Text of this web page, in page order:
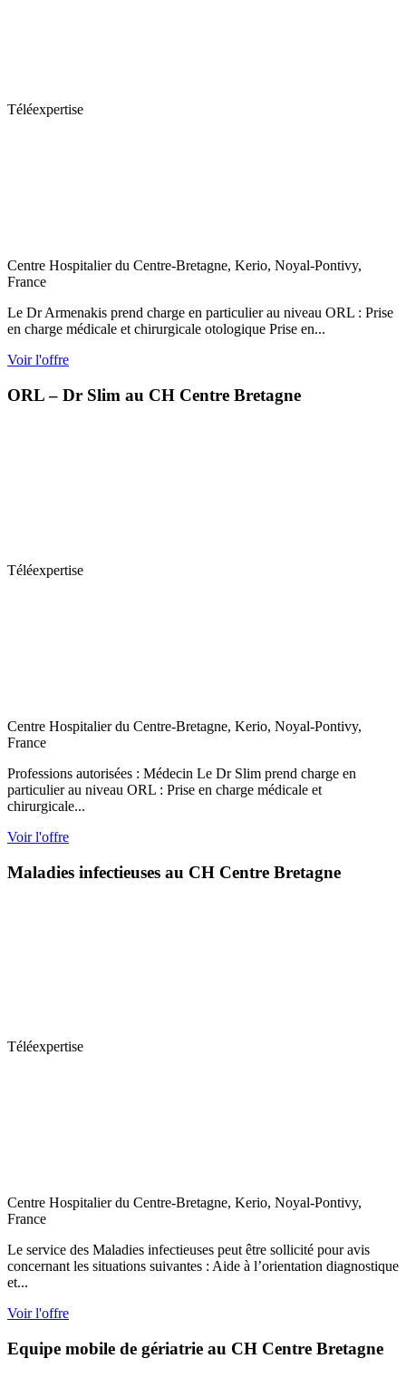
Téléexpertise
Centre Hospitalier du Centre-Bretagne, Kerio, Noyal-Pontivy,
France
Le Dr Armenakis prend charge en particulier au niveau ORL : Prise
en charge médicale et chirurgicale otologique Prise en...
Voir l'offre
ORL – Dr Slim au CH Centre Bretagne
Téléexpertise
Centre Hospitalier du Centre-Bretagne, Kerio, Noyal-Pontivy,
France
Professions autorisées : Médecin Le Dr Slim prend charge en
particulier au niveau ORL : Prise en charge médicale et
chirurgicale...
Voir l'offre
Maladies infectieuses au CH Centre Bretagne
Téléexpertise
Centre Hospitalier du Centre-Bretagne, Kerio, Noyal-Pontivy,
France
Le service des Maladies infectieuses peut être sollicité pour avis
concernant les situations suivantes : Aide à l’orientation diagnostique
et...
Voir l'offre
Equipe mobile de gériatrie au CH Centre Bretagne